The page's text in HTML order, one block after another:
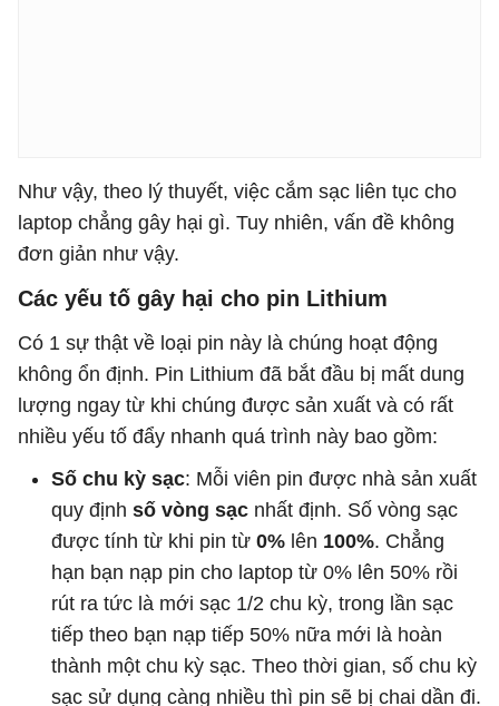
Như vậy, theo lý thuyết, việc cắm sạc liên tục cho
laptop chẳng gây hại gì. Tuy nhiên, vấn đề không
đơn giản như vậy.
Các yếu tố gây hại cho pin Lithium
Có 1 sự thật về loại pin này là chúng hoạt động
không ổn định. Pin Lithium đã bắt đầu bị mất dung
lượng ngay từ khi chúng được sản xuất và có rất
nhiều yếu tố đẩy nhanh quá trình này bao gồm:
Số chu kỳ sạc: Mỗi viên pin được nhà sản xuất
quy định số vòng sạc nhất định. Số vòng sạc
được tính từ khi pin từ 0% lên 100%. Chẳng
hạn bạn nạp pin cho laptop từ 0% lên 50% rồi
rút ra tức là mới sạc 1/2 chu kỳ, trong lần sạc
tiếp theo bạn nạp tiếp 50% nữa mới là hoàn
thành một chu kỳ sạc. Theo thời gian, số chu kỳ
sạc sử dụng càng nhiều thì pin sẽ bị chai dần đi.